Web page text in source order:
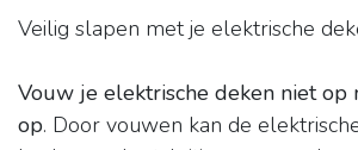
Veilig slapen met je elektrische
Vouw je elektrische deken niet op
op. Door vouwen kan de